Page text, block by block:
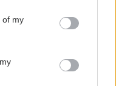
You may click to
its third-party tags to
in below Google
of my